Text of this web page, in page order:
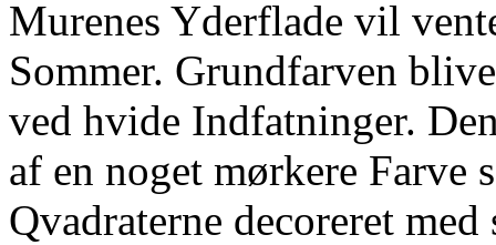
Murenes Yderflade vil
Sommer. Grundfarven
ved hvide Indfatninger.
af en noget mørkere Farve
Qvadraterne decoreret